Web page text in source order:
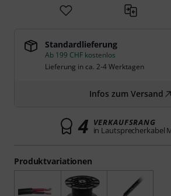
Produktvariationen
Standardlieferung
Ab 199 CHF kostenlos
Lieferung in ca. 2-4 Werktagen
Infos zum Versand
4 VERKAUFSRANG
in Lautsprecherkabel